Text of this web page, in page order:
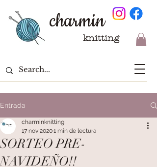
charmin
knitting
Entrada
SORTEO PRE-
NAVIDEÑO!!
charminknitting
17 nov 20201 min de lectura